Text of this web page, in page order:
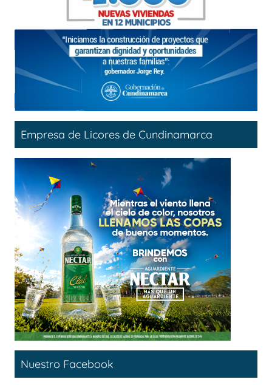
Empresa de Licores de Cundinamarca
Nuestro Facebook